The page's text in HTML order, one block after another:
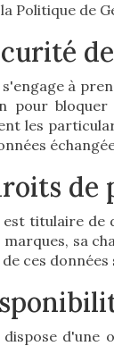
Politique de
à
pour
les
est titulaire de
marques, sa
ces
dispose d'une